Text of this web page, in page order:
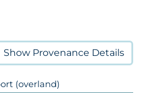
Show Provenance Details
(overland)